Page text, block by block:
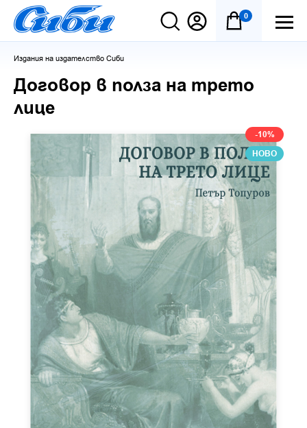
0
Издания на издателство Сиби
Договор в полза на трето
лице
-10%
НОВО